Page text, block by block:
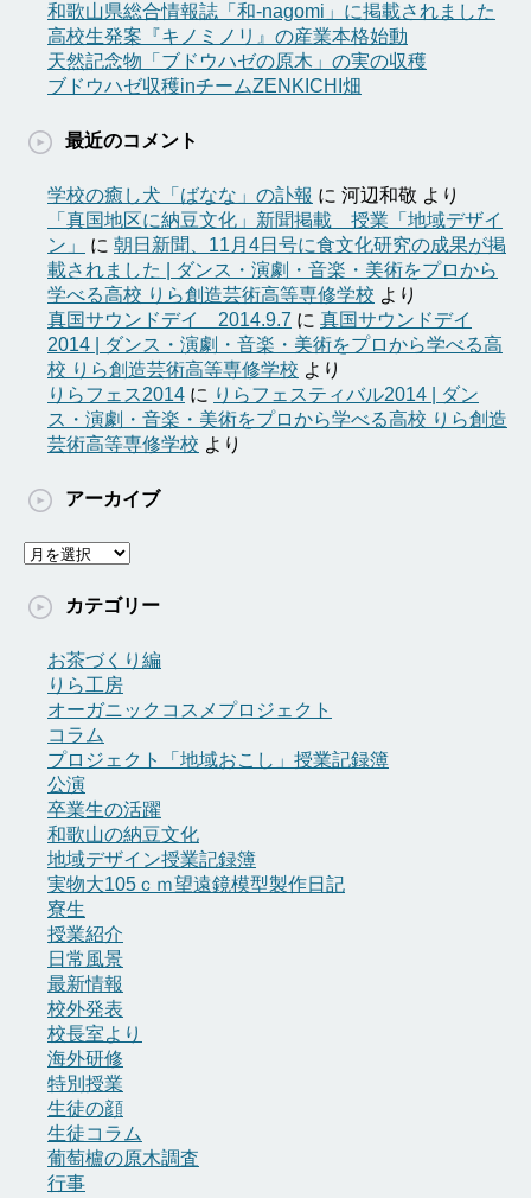
和歌山県総合情報誌「和-nagomi」に掲載されました
高校生発案『キノミノリ』の産業本格始動
天然記念物「ブドウハゼの原木」の実の収穫
ブドウハゼ収穫inチームZENKICHI畑
最近のコメント
学校の癒し犬「ばなな」の訃報 に 河辺和敬 より
「真国地区に納豆文化」新聞掲載 授業「地域デザイ
ン」
に 朝日新聞、11月4日号に食文化研究の成果が掲
載されました | ダンス・演劇・音楽・美術をプロから
学べる高校 りら創造芸術高等専修学校 より
真国サウンドデイ 2014.9.7 に 真国サウンドデイ
2014 | ダンス・演劇・音楽・美術をプロから学べる高
校 りら創造芸術高等専修学校 より
りらフェス2014 に りらフェスティバル2014 | ダン
ス・演劇・音楽・美術をプロから学べる高校 りら創造
芸術高等専修学校 より
アーカイブ
ア
カ
カテゴリー
お茶づくり編
りら工房
オーガニックコスメプロジェクト
コラム
プロジェクト「地域おこし」授業記録簿
公演
卒業生の活躍
和歌山の納豆文化
地域デザイン授業記録簿
実物大105ｃｍ望遠鏡模型製作日記
寮生
授業紹介
日常風景
最新情報
校外発表
校長室より
海外研修
特別授業
生徒の顔
生徒コラム
葡萄櫨の原木調査
行事